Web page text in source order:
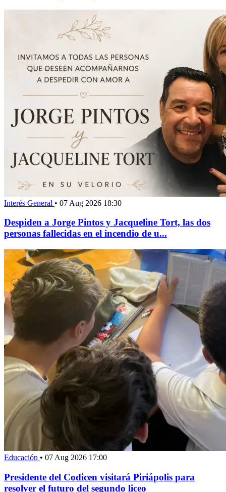
Interés General • 07 Aug 2026 18:30
Despiden a Jorge Pintos y Jacqueline Tort, las dos
personas fallecidas en el incendio de u...
Educación • 07 Aug 2026 17:00
Presidente del Codicen visitará Piriápolis para
resolver el futuro del segundo liceo